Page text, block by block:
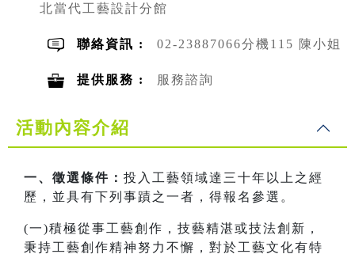
北當代工藝設計分館
聯絡資訊 : 02-23887066分機115 陳小姐
提供服務 : 服務諮詢
活動內容介紹
一、徵選條件： 投入工藝領域達三十年以上之經
歷，並具有下列事蹟之一者，得報名參選。
(一)積極從事工藝創作，技藝精湛或技法創新，
秉持工藝創作精神努力不懈，對於工藝文化有特